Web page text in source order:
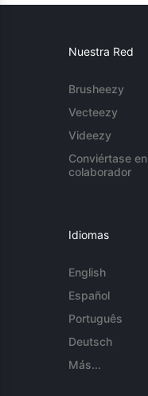
Nuestra Red
Brusheezy
Vecteezy
Videezy
Conviértase en
colaborador
Idiomas
English
Español
Português
Deutsch
Más...